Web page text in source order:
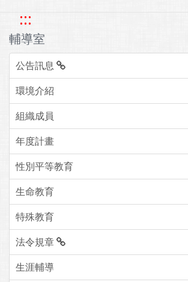
:::
輔導室
公告訊息
環境介紹
組織成員
年度計畫
性別平等教育
生命教育
特殊教育
法令規章
生涯輔導